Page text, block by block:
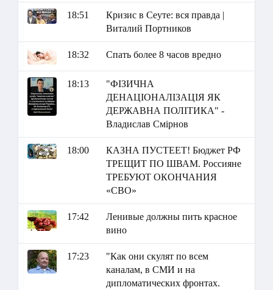
18:51
Кризис в Сеуте: вся правда |
Виталий Портников
18:32 Спать более 8 часов вредно
18:13
"ФІЗИЧНА
ДЕНАЦІОНАЛІЗАЦІЯ ЯК
ДЕРЖАВНА ПОЛІТИКА" -
Владислав Смірнов
18:00
КАЗНА ПУСТЕЕТ! Бюджет РФ
ТРЕЩИТ ПО ШВАМ. Россияне
ТРЕБУЮТ ОКОНЧАНИЯ
«СВО»
17:42
Ленивые должны пить красное
вино
17:23
"Как они скулят по всем
каналам, в СМИ и на
дипломатических фронтах.